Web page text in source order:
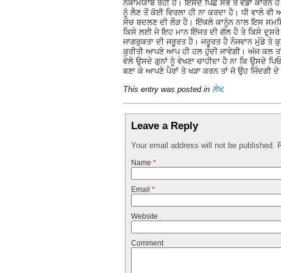
ਨਕਾਮਯਾਬ ਰਹੀ ਹੈ। ਇਸਦੇ ਪਿੱਛੇ ਸਭ ਤੋਂ ਵੱਡਾ ਕਾਰਨ
ਨੂੰ ਲੈਣ ਤੋਂ ਕੋਈ ਵਿਰਲਾ ਹੀ ਨਾ ਕਰਦਾ ਹੈ। ਧੀ ਵਾਲੇ
ਸੋਚ ਬਦਲਣ ਦੀ ਲੌੜ ਹੈ। ਇੱਕਲੇ ਕਾਨੂੰਨ ਨਾਲ ਇਸ
ਕਿਸੇ ਲਈ ਜੇ ਇਹ ਮਾਨ ਇੱਜਤ ਦੀ ਗੱਲ ਹੈ ਤੇ ਕਿਸੇ
ਜਾਗਰੁਕਤਾ ਦੀ ਜਰੂਰਤ ਹੈ। ਜਰੂਰਤ ਹੈ ਨੌਜਵਾਨ ਮੁੰਡੇ
ਕੁਰੀਤੀ ਆਪਣੇ ਆਪ ਹੀ ਹਲ ਹੁੰਦੀ ਜਾਵੇਗੀ। ਅੱਜ ਕਲ
ਵੇਲੇ ਉਸਦੇ ਗੁਨਾਂ ਨੂੰ ਵੇਖਣਾ ਚਾਹੀਦਾ ਹੈ ਨਾ ਕਿ ਉਸਦੇ
ਬਣਾ ਕੇ ਆਪਣੇ ਪੈਰਾਂ ਤੇ ਖੜਾ ਕਰਨ ਤਾਂ ਜੋ ਉਹ ਜਿੰਦਗੀ
This entry was posted in ਲੇਖ.
Leave a Reply
Your email address will not be published.
Name *
Email *
Website
Comment